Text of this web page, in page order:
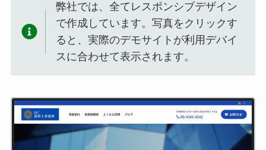
弊社では、全てレスポンシブデザイン
で作成しています。写真をクリックす
ると、実際のデモサイトが利用デバイ
スに合わせて表示されます。